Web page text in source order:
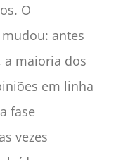
O
antes
maioria dos
em linha
fase
vezes